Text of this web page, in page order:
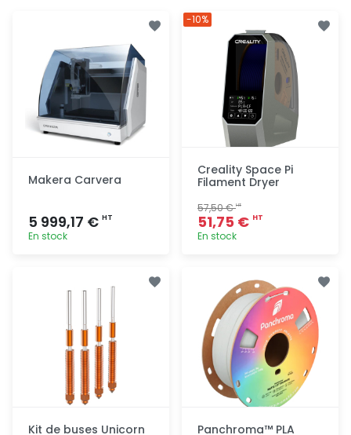
Makera Carvera
5 999,17 € HT
En stock
rapide
Creality Space Pi
Filament Dryer
57,50 €HT
51,75 € HT
En stock
rapide
-10%
Kit de buses Unicorn
Panchroma™ PLA